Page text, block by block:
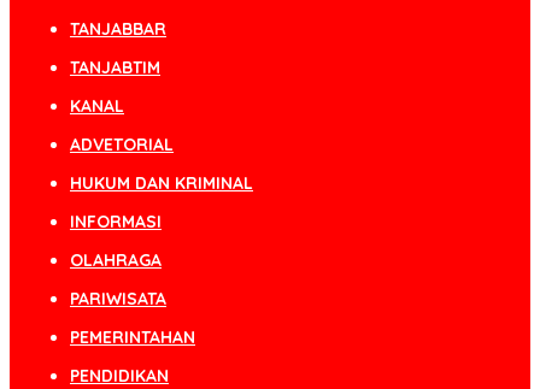
TANJABBAR
TANJABTIM
KANAL
ADVETORIAL
HUKUM DAN KRIMINAL
INFORMASI
OLAHRAGA
PARIWISATA
PEMERINTAHAN
PENDIDIKAN